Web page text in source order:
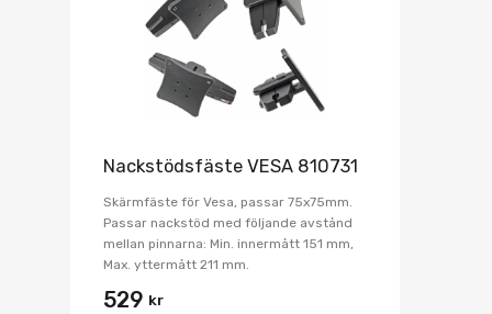
Nackstödsfäste VESA 810731
Skärmfäste för Vesa, passar 75x75mm.
Passar nackstöd med följande avstånd
mellan pinnarna: Min. innermått 151 mm,
Max. yttermått 211 mm.
529 kr